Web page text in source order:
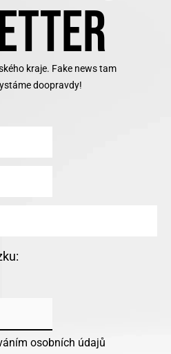
kraje. Fake news tam
doopravdy!
osobních údajů